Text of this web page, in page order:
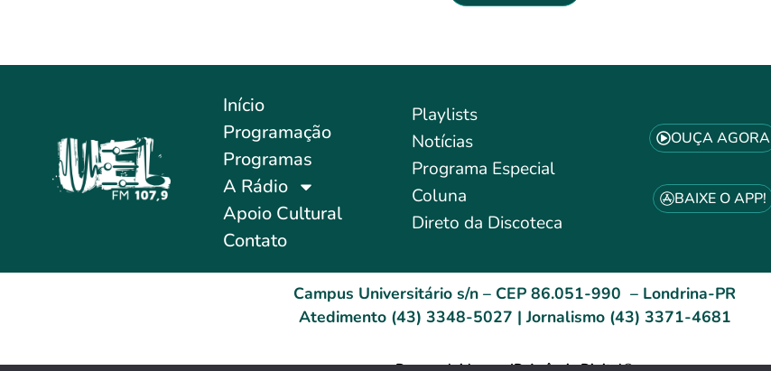
Início
Programação
Programas
A Rádio
Apoio Cultural
Contato
Playlists
Notícias
Programa Especial
Coluna
Direto da Discoteca
OUÇA AGORA
BAIXE O APP!
Campus Universitário s/n – CEP 86.051-990 – Londrina-PR
Atedimento (43) 3348-5027 | Jornalismo (43) 3371-4681